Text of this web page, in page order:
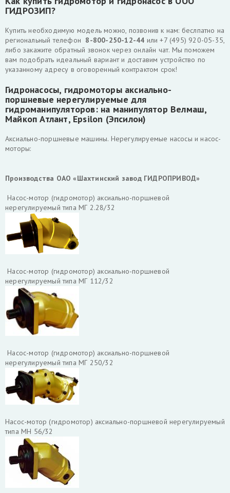
ГИДРОЗИП?
Купить необходимую модель можно, позвонив к нам: беслпатно на
региональный телефон 8-800-250-12-44 или +7 (495) 920-05-35,
либо закажите обратный звонок через онлайн чат. Мы поможем
вам подобрать идеальный вариант и доставим устройство по
указанному адресу в оговоренный контрактом срок!
Гидронасосы, гидромоторы аксиально-
поршневые нерегулируемые для
гидроманипуляторов: на манипулятор Велмаш,
Майкоп Атлант, Epsilon (Эпсилон)
Аксиально-поршневые машины. Нерегулируемые насосы и насос-
моторы:
Производства ОАО «Шахтинский завод ГИДРОПРИВОД»
Насос-мотор (гидромотор) аксиально-поршневой
нерегулируемый типа МГ 2.28/32
Насос-мотор (гидромотор) аксиально-поршневой
нерегулируемый типа МГ 112/32
Насос-мотор (гидромотор) аксиально-поршневой
нерегулируемый типа МГ 250/32
Насос-мотор (гидромотор) аксиально-поршневой нерегулируемый
типа МН 56/32